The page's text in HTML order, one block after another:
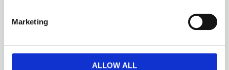
Marketing
ALLOW ALL
Diese Websites können Daten über dich sammeln, Cookies
einbetten und deine Interaktion mit diesem eingebetteten
Inhalt aufzeichnen, inklusive deiner Interaktion mit dem